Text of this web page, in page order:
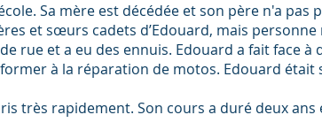
Sa mère est décédée et son père n'a pas
et sœurs cadets d’Edouard, mais
rue et a eu des ennuis. Edouard a fait face à
à la réparation de motos. Edouard
très rapidement. Son cours a duré deux ans